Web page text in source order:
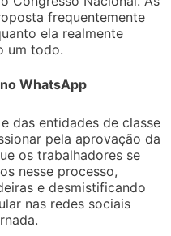
frequentemente
ela realmente
um todo.
WhatsApp
das entidades de classe
pela aprovação da
os trabalhadores se
nesse processo,
e desmistificando
nas redes sociais